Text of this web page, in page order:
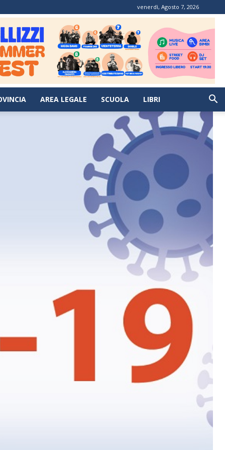
venerdì, Agosto 7, 2026
AREA LEGALE SCUOLA LIBRI